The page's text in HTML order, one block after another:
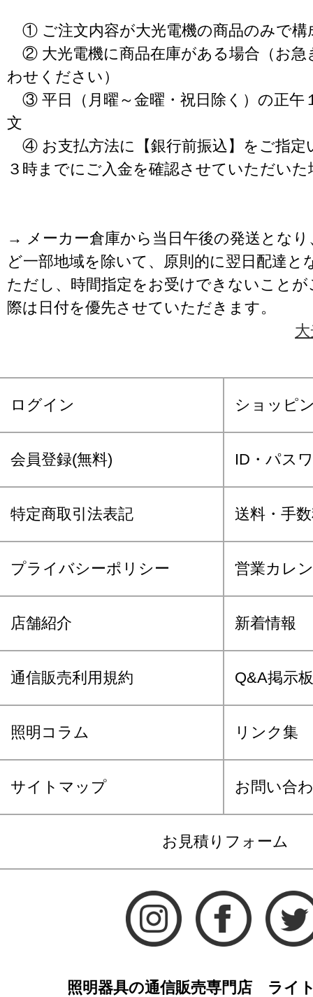
① ご注文内容が大光電機の商品のみで構
② 大光電機に商品在庫がある場合（お急
わせください）
③ 平日（月曜～金曜・祝日除く）の正午
文
④ お支払方法に【銀行前振込】をご指定
３時までにご入金を確認させていただいた
→ メーカー倉庫から当日午後の発送となり
ど一部地域を除いて、原則的に翌日配達と
ただし、時間指定をお受けできないこと
際は日付を優先させていただきます。
ログイン ショッピ
会員登録(無料) ID・パス
特定商取引法表記 送料・手
プライバシーポリシー 営業カレ
店舗紹介 新着情報
通信販売利用規約 Q&A掲示板
照明コラム リンク集
サイトマップ お問い合
お見積りフォーム
照明器具の通信販売専門店 ライ